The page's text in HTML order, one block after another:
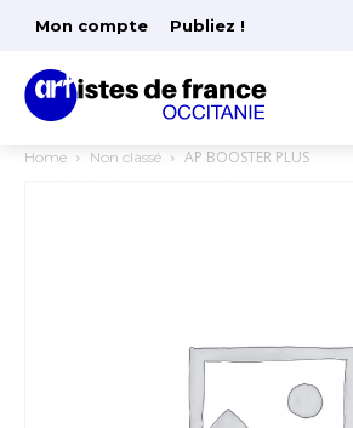
Mon compte Publiez !
Home Non classé AP BOOSTER PLUS